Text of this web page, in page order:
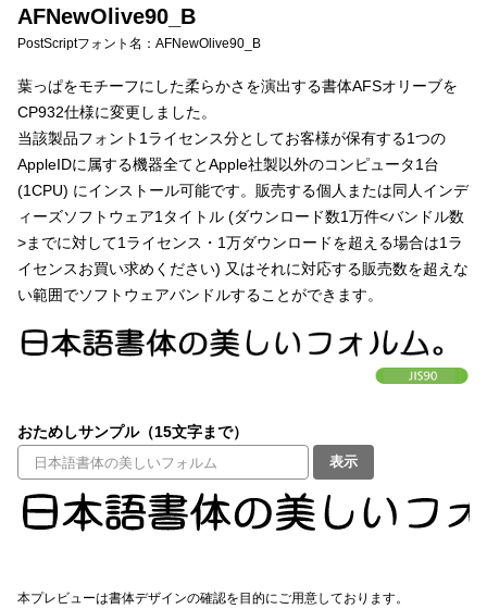
マイページ
お気に入り
ご利用ガイド
よくあるご質問
お問い合わせ
宋朝体
教科書体 行書体
草書体
江戸文字 デザイン毛筆
すべてを表示
太さ・ウェイト
文字種類
AFNewOlive90_B
PostScriptフォント名： AFNewOlive90_B
葉っぱをモチーフにした柔らかさを演出する書体AFSオリーブを
CP932仕様に変更しました。
当該製品フォント1ライセンス分としてお客様が保有する1つの
AppleIDに属する機器全てとApple社製以外のコンピュータ1台
(1CPU) にインストール可能です。販売する個人または同人インデ
ィーズソフトウェア1タイトル (ダウンロード数1万件<バンドル数
>までに対して1ライセンス・1万ダウンロードを超える場合は1ラ
イセンスお買い求めください) 又はそれに対応する販売数を超えな
い範囲でソフトウェアバンドルすることができます。
おためしサンプル（15文字まで）
表示
本プレビューは書体デザインの確認を目的にご用意しております。